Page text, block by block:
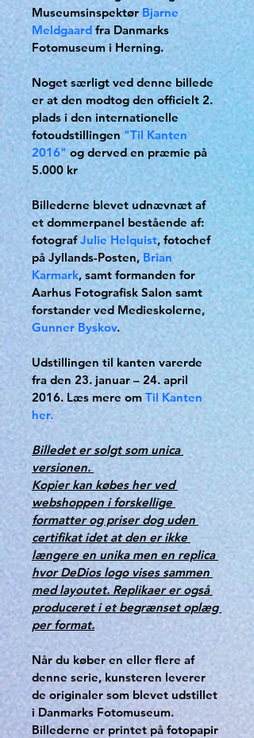
Museumsinspektør Bjarne
Meldgaard fra Danmarks
Fotomuseum i Herning.
Noget særligt ved denne billede
er at den modtog den officielt 2.
plads i den internationelle
fotoudstillingen "Til Kanten
2016" og derved en præmie på
5.000 kr
Billederne blevet udnævnæt af
et dommerpanel bestående af:
fotograf Julie Helquist, fotochef
på Jyllands-Posten, Brian
Karmark, samt formanden for
Aarhus Fotografisk Salon samt
forstander ved Medieskolerne,
Gunner Byskov.
Udstillingen til kanten varerde
fra den 23. januar – 24. april
2016. Læs mere om Til Kanten
her.
Billedet er solgt som unica
versionen.
Kopier kan købes her ved
webshoppen i forskellige
formatter og priser dog uden
certifikat idet at den er ikke
længere en unika men en replica
hvor DeDios logo vises sammen
med layoutet. Replikaer er også
produceret i et begrænset oplæg
per format.
Når du køber en eller flere af
denne serie, kunsteren leverer
de originaler som blevet udstillet
i Danmarks Fotomuseum.
Billederne er printet på fotopapir